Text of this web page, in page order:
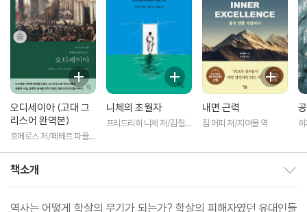
오디세이아 (고대 그
리스어 완역본)
호메로스 저/페테르 파울
니체의 초월자
프리드리히 니체 저/김철
내면 근력
짐 머피 저/지여울 역
책소개
역사는 어떻게 학살의 무기가 되는가? 학살의 피해자였던 유대인들